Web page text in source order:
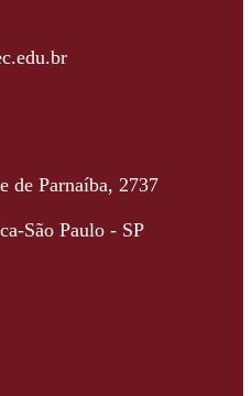
de Parnaíba, 2737
São Paulo - SP